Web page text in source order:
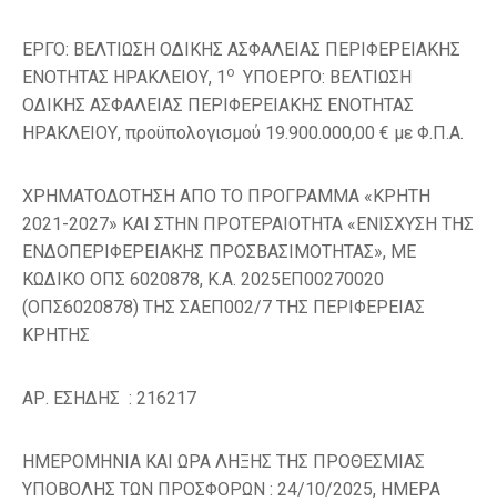
ΕΡΓΟ: ΒΕΛΤΙΩΣΗ ΟΔΙΚΗΣ ΑΣΦΑΛΕΙΑΣ ΠΕΡΙΦΕΡΕΙΑΚΗΣ
ΕΝΟΤΗΤΑΣ ΗΡΑΚΛΕΙΟΥ, 1 ο ΥΠΟΕΡΓΟ: ΒΕΛΤΙΩΣΗ
ΟΔΙΚΗΣ ΑΣΦΑΛΕΙΑΣ ΠΕΡΙΦΕΡΕΙΑΚΗΣ ΕΝΟΤΗΤΑΣ
ΗΡΑΚΛΕΙΟΥ, προϋπολογισμού 19.900.000,00 € με Φ.Π.Α.
ΧΡΗΜΑΤΟΔΟΤΗΣΗ ΑΠΟ ΤΟ ΠΡΟΓΡΑΜΜΑ «ΚΡΗΤΗ
2021-2027» ΚΑΙ ΣΤΗΝ ΠΡΟΤΕΡΑΙΟΤΗΤΑ «ΕΝΙΣΧΥΣΗ ΤΗΣ
ΕΝΔΟΠΕΡΙΦΕΡΕΙΑΚΗΣ ΠΡΟΣΒΑΣΙΜΟΤΗΤΑΣ», ΜΕ
ΚΩΔΙΚΟ ΟΠΣ 6020878, Κ.Α. 2025ΕΠ00270020
(ΟΠΣ6020878) ΤΗΣ ΣΑΕΠ002/7 ΤΗΣ ΠΕΡΙΦΕΡΕΙΑΣ
ΚΡΗΤΗΣ
ΑΡ. ΕΣΗΔΗΣ : 216217
ΗΜΕΡΟΜΗΝΙΑ ΚΑΙ ΩΡΑ ΛΗΞΗΣ ΤΗΣ ΠΡΟΘΕΣΜΙΑΣ
ΥΠΟΒΟΛΗΣ ΤΩΝ ΠΡΟΣΦΟΡΩΝ : 24/10/2025, ΗΜΕΡΑ